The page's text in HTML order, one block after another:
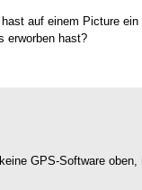
auf einem Picture
erworben hast?
GPS-Software oben,